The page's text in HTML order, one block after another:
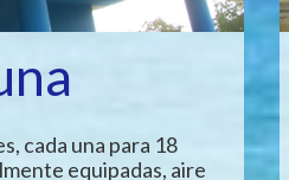
cada una para 18
equipadas, aire